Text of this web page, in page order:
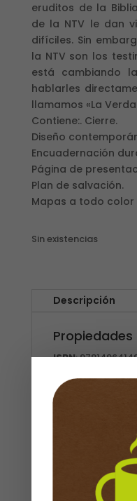
eruditos de la
de la NTV le dan
difíciles. Sin
la NTV son los
está cambiando
hablarles
llamamos «La
Contiene:. Cierre.
Diseño
Encuadernación
Página de
Plan de salvación.
Mapas a todo color
Sin existencias
Descripción
Propiedades
ISBN:
Editorial Tyndale
Referencia de
Semi Piel con Cierre